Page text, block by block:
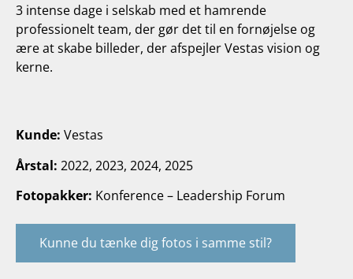
3 intense dage i selskab med et hamrende
professionelt team, der gør det til en fornøjelse og
ære at skabe billeder, der afspejler Vestas vision og
kerne.
Kunde: Vestas
Årstal: 2022, 2023, 2024, 2025
Fotopakker: Konference – Leadership Forum
Kunne du tænke dig fotos i samme stil?